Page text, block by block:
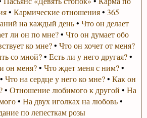
•Кармические отношения•365
на каждый день• Что он делает
ли он по мне?•Что он думает обо
ко мне?• Что он хочет от меня?
со мной?•Есть ли у него другая?•
он меня?•Что ждет меня с ним?•
Что на сердце у него ко мне?• Как он
• Отношение любимого к другой • На
•На двух иголках на любовь•
по лепесткам розы